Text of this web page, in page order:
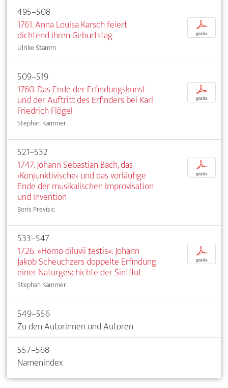
495–508
1761. Anna Louisa Karsch feiert
dichtend ihren Geburtstag
Ulrike Stamm
p
gratis
509–519
1760. Das Ende der Erfindungskunst
und der Auftritt des Erfinders bei Karl
Friedrich Flögel
Stephan Kammer
p
gratis
521–532
1747. Johann Sebastian Bach, das
›Konjunktivische‹ und das vorläufige
Ende der musikalischen Improvisation
und Invention
Boris Previsic
p
gratis
533–547
1726. »Homo diluvii testis«. Johann
Jakob Scheuchzers doppelte Erfindung
einer Naturgeschichte der Sintflut
Stephan Kammer
p
gratis
549–556
Zu den Autorinnen und Autoren
557–568
Namenindex